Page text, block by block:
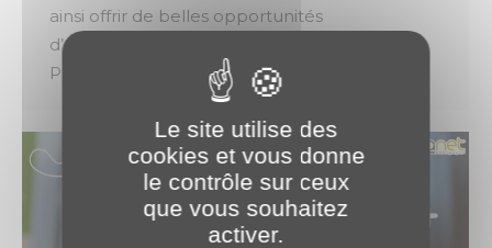
ainsi offrir de belles opportunités
d’apprentissage pour rejoindre notre team
PLANET Bourgogne. 🚀
Le site utilise des
cookies et vous donne
le contrôle sur ceux
que vous souhaitez
activer.